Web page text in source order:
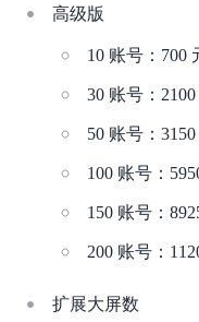
高级版
10 账号：700
30 账号：
50 账号：
100 账号：
150 账号：
200 账号：
扩展大屏数